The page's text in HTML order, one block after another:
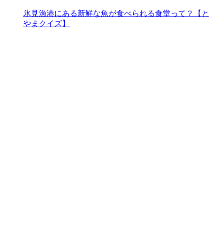
氷見漁港にある新鮮な魚が食べられる食堂って？【と
やまクイズ】